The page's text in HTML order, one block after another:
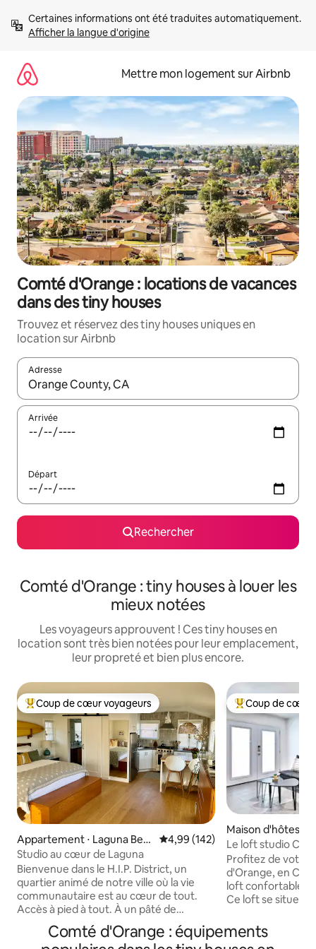
directement
Afficher la langue d'origine
Mettre mon logement sur Airbnb
Comté d'Orange : locations de vacances
dans des tiny houses
Trouvez et réservez des tiny houses uniques en
location sur Airbnb
Adresse
Lorsque les résultats s'affichent, utilisez les flèches vers le
Arrivée
Départ
Rechercher
Comté d'Orange : tiny houses à louer les
mieux notées
Les voyageurs approuvent ! Ces tiny houses en
location sont très bien notées pour leur emplacement,
leur propreté et bien plus encore.
Coups de cœur voyageurs les plus appréciés
Coup de cœur voyageurs
Appartement ⋅ Laguna Bea
ch
Évaluation moyenne sur la
4,99 (142)
Studio au cœur de Laguna
Bienvenue dans le H.I.P. District, un
quartier animé de notre ville où la vie
communautaire est au cœur de tout.
Accès à pied à tout. À un pâté de
maisons de la meilleure plage de surf de
Laguna, et dans un rayon de 2 pâtés de
Coups de cœur
Coup de cœur
Maison d'hôtes ⋅
Le loft studio
Profitez de votre
d'Orange, en
loft confortable
Ce loft se situe
parcs
nombreuses
Comté d'Orange : équipements